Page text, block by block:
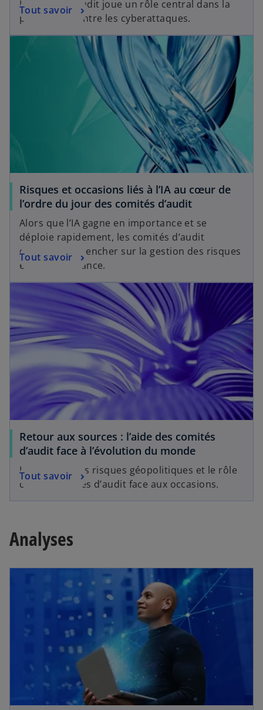
Le comité d’audit joue un rôle central dans la
protection contre les cyberattaques.
Tout savoir
Risques et occasions liés à l’IA au cœur de
l’ordre du jour des comités d’audit
Alors que l’IA gagne en importance et se
déploie rapidement, les comités d’audit
devraient se pencher sur la gestion des risques
et la gouvernance.
Tout savoir
Retour aux sources : l’aide des comités
d’audit face à l’évolution du monde
L’évolution des risques géopolitiques et le rôle
clé des comités d’audit face aux occasions.
Tout savoir
Analyses